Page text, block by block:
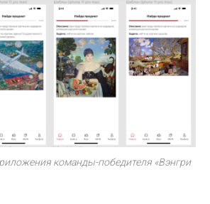
команды-победителя «Вэнгри